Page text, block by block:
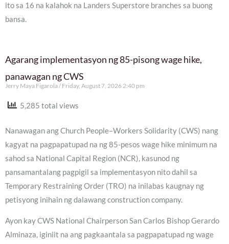
ito sa 16 na kalahok na Landers Superstore branches sa buong
bansa.
Agarang implementasyon ng 85-pisong wage hike,
panawagan ng CWS
Jerry Maya Figarola Friday, August 7, 2026 2:40 pm
5,285 total views
Nanawagan ang Church People–Workers Solidarity (CWS) nang
kagyat na pagpapatupad na ng 85-pesos wage hike minimum na
sahod sa National Capital Region (NCR), kasunod ng
pansamantalang pagpigil sa implementasyon nito dahil sa
Temporary Restraining Order (TRO) na inilabas kaugnay ng
petisyong inihain ng dalawang construction company.
Ayon kay CWS National Chairperson San Carlos Bishop Gerardo
Alminaza, iginiit na ang pagkaantala sa pagpapatupad ng wage